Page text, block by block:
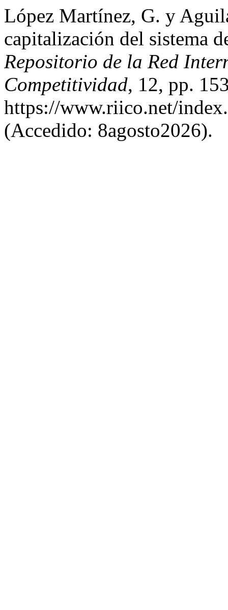
López Martínez, G. y
capitalización del sistema
Repositorio de la Red
Competitividad, 12, pp.
https://www.riico.net/
(Accedido: 8agosto2026).